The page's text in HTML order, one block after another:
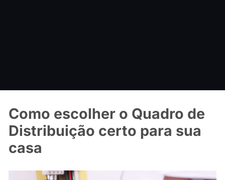
Como escolher o Quadro de
Distribuição certo para sua
casa